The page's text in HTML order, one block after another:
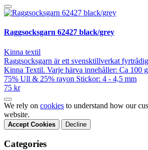
Raggsocksgarn 62427 black/grey
Kinna textil
Raggsocksgarn är ett svensktillverkat
Kinna Textil. Varje härva innehåller: Ca 100
75% Ull & 25% rayon Stickor: 4 - 4,5 mm
75 kr
We rely on cookies to understand how our
website.
Accept Cookies Decline
Categories